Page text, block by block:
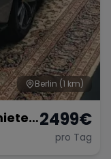
Berlin (1 km)
2499€
pro Tag